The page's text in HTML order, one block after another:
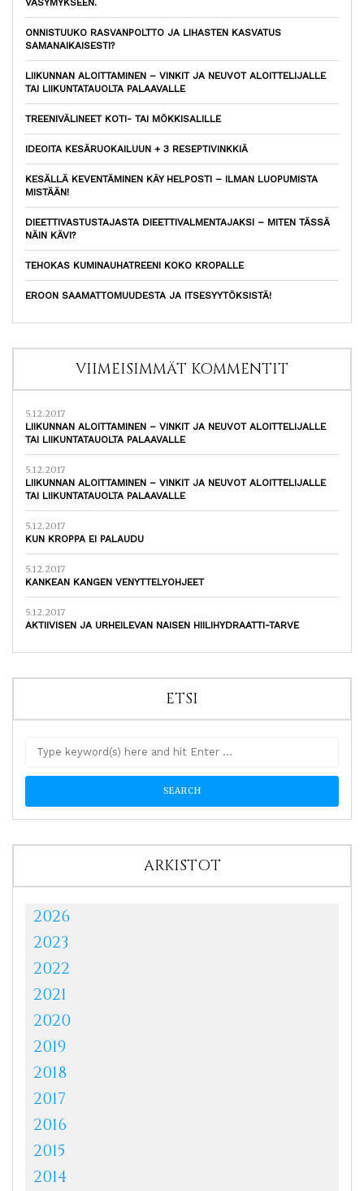
VÄSYMYKSEEN.
ONNISTUUKO RASVANPOLTTO JA LIHASTEN KASVATUS
SAMANAIKAISESTI?
LIIKUNNAN ALOITTAMINEN – VINKIT JA NEUVOT ALOITTELIJALLE
TAI LIIKUNTATAUOLTA PALAAVALLE
TREENIVÄLINEET KOTI- TAI MÖKKISALILLE
IDEOITA KESÄRUOKAILUUN + 3 RESEPTIVINKKIÄ
KESÄLLÄ KEVENTÄMINEN KÄY HELPOSTI – ILMAN LUOPUMISTA
MISTÄÄN!
DIEETTIVASTUSTAJASTA DIEETTIVALMENTAJAKSI – MITEN TÄSSÄ
NÄIN KÄVI?
TEHOKAS KUMINAUHATREENI KOKO KROPALLE
EROON SAAMATTOMUUDESTA JA ITSESYYTÖKSISTÄ!
VIIMEISIMMÄT KOMMENTIT
5.12.2017
LIIKUNNAN ALOITTAMINEN – VINKIT JA NEUVOT ALOITTELIJALLE
TAI LIIKUNTATAUOLTA PALAAVALLE
5.12.2017
LIIKUNNAN ALOITTAMINEN – VINKIT JA NEUVOT ALOITTELIJALLE
TAI LIIKUNTATAUOLTA PALAAVALLE
5.12.2017
KUN KROPPA EI PALAUDU
5.12.2017
KANKEAN KANGEN VENYTTELYOHJEET
5.12.2017
AKTIIVISEN JA URHEILEVAN NAISEN HIILIHYDRAATTI-TARVE
ETSI
ARKISTOT
2026
2023
2022
2021
2020
2019
2018
2017
2016
2015
2014